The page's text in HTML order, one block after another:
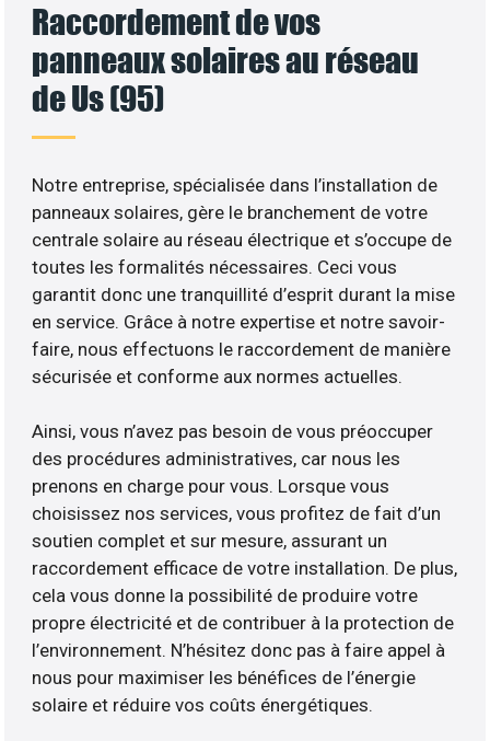
Raccordement de vos
panneaux solaires au réseau
de Us (95)
Notre entreprise, spécialisée dans l’installation de
panneaux solaires, gère le branchement de votre
centrale solaire au réseau électrique et s’occupe de
toutes les formalités nécessaires. Ceci vous
garantit donc une tranquillité d’esprit durant la mise
en service. Grâce à notre expertise et notre savoir-
faire, nous effectuons le raccordement de manière
sécurisée et conforme aux normes actuelles.
Ainsi, vous n’avez pas besoin de vous préoccuper
des procédures administratives, car nous les
prenons en charge pour vous. Lorsque vous
choisissez nos services, vous profitez de fait d’un
soutien complet et sur mesure, assurant un
raccordement efficace de votre installation. De plus,
cela vous donne la possibilité de produire votre
propre électricité et de contribuer à la protection de
l’environnement. N’hésitez donc pas à faire appel à
nous pour maximiser les bénéfices de l’énergie
solaire et réduire vos coûts énergétiques.